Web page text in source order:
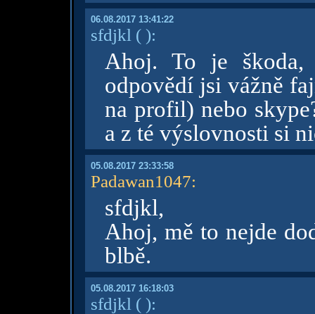
06.08.2017 13:41:22
sfdjkl ( ):
Ahoj. To je
odpovědí jsi vážně
na profil) nebo
a z té výslovnosti si
05.08.2017 23:33:58
Padawan1047:
sfdjkl,
Ahoj, mě to nejde
blbě.
05.08.2017 16:18:03
sfdjkl ( ):